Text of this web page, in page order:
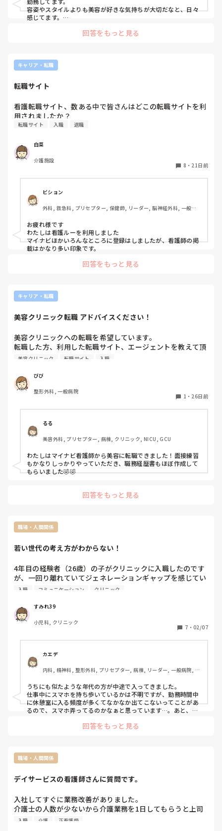
容姿やスタイルよりも美容が好きな気持ちが大切だなと、日々
感じてます。
看護師としての仕事もありますが、カウンセリングなど、看護
時には営業というか、おすすめの施術を勧めることもあります
す。
私の勤務先のクリニックでは、その人に合わない施術を勧める
ことはありませんが、某大手や売り上げしか考えてない美容ク
リニックだと、患者さんから巻き上げるように営業をかけるこ
ともあるようです。
ます。
話が逸れましたが、患者さんが綺麗になっていく姿を見たり、
変化に喜ばれた時はとてもやりがいを感じますので、美容好き
ならぜひチャレンジしてみてください！
回答をもっと見る
キャリア・転職
転職サイト
看護転職サイト、数ある中で皆さんはどこの転職サイトを利
転職サイト 入職 退職
白菜
介護施設
8 ・ 21日前
ビション
外科, 救急科, プリセプター, 保健師, リーダー, 脳神経外科, 一般病
お疲れ様です
わたしは看護ルーを利用しました
マイナビほかいろんなところに登録はしましたが、看護師の掲
載はかなり多い印象です。
回答をもっと見る
キャリア・転職
美容クリニック転職 アドバイスください！
美容クリニックへの転職を希望しています。
転職した方、利用した転職サイト、エージェントを教えて頂
きたいです！
たとか、、なんでも知りたいです！
美容クリニック 転職サイト 入職
びび
整形外科, 一般病院
1 ・ 26日前
るる
美容外科, プリセプター, 病棟, クリニック, NICU, GCU
わたしはマイナビ看護師から美容に転職できました！面接練習
もかなりしっかりやっていただき、職務経歴書もほぼ作成して
もらいました🤣🤣
回答をもっと見る
職場・人間関係
若い世代の考え方がわからない！
4年目の経験者（26歳）の子がクリニックに入職したのです
が、一回り離れていてジェネレーションギャップを感じてい
ます。スマホをポケットに入れて持ち歩く、隙があればこそ
と考えられない態度です。
根はいい子のようですが、すきあらばさぼる感じです。
26歳周辺の方、または若い世代と働いている方、スマホ仕事
中にいじるのは普通ですか？持ち歩きますか？こういうスタ
ンス当たり前ですか？
入職 コミュニケーション クリニック
すみれ39
小児科, クリニック
7 ・ 02/07
カエデ
内科, 精神科, 整形外科, プリセプター, 病棟, リーダー, 一般病院, 慢
うちにも似たような年代の方が中途で入ってきました。
仕事中にスマホを持ち歩いているかは不明ですが、勤務時間中
に休憩室に入る頻度が多くてなかなか出てこないってことがあ
るので、スマホ弄ってるのかなぁと思っています…。あと、隙
せずに病棟内をうろうろ歩いてますし(ラウンドかなと思って様
同年代の新人さんも見てきましたがここまで酷くなかったの
ままだったりもするのかな？と思ったりします。
よっては弄ってることもあります。トイレで使用している人も
います…。なのでそういうスタンスは普通ではないと思います
が、普通としている職場もあって、それに慣れていたら次でも
やってしまう可能性があるのかなと。個人的には普通ではない
回答をもっと見る
職場・人間関係
デイサービスの看護師さんに質問です。
入社してすぐに業務改善がありました。
介護士の人数が少ないから介護業務を1日してもらうと上司
から言われました。
入職 介護 正看護師